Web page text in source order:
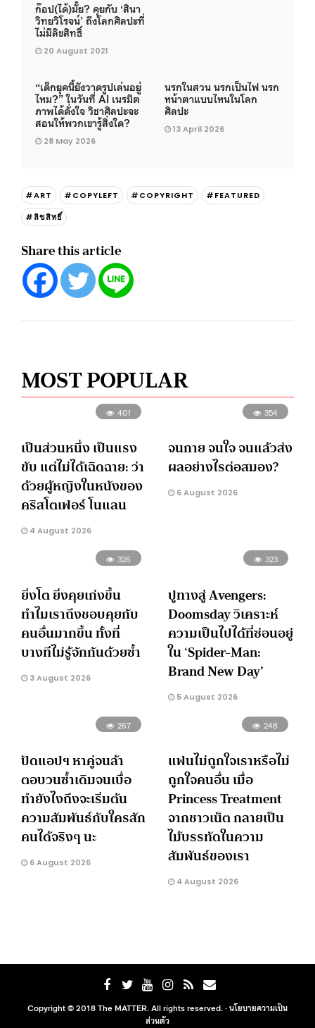
ก๊อป(ได้)มั้ย? คุยกับ ‘สินา
วิทยวิโรจน์’ ถึงโลกศิลปะที่
ไม่มีลิขสิทธิ์
20 August 2021
“เด็กยุคนี้ยังวาดรูปเล่นอยู่
ไหม?” ในวันที่ AI เนรมิต
ภาพได้ดั่งใจ วิชาศิลปะจะ
สอนให้พวกเขารู้สิ่งใด?
28 May 2026
นรกในสวน นรกเป็นไฟ นรก
หน้าตาแบบไหนในโลก
ศิลปะ
13 April 2026
#ART #COPYLEFT #COPYRIGHT
#FEATURED
#ลิขสิทธิ์
Share this article
MOST POPULAR
401
เป็นส่วนหนึ่ง เป็นแรง
ขับ แต่ไม่ได้เฉิดฉาย: ว่า
ด้วยผู้หญิงในหนังของ
คริสโตเฟอร์ โนแลน
4 August 2026
354
จนกาย จนใจ จนแล้วส่ง
ผลอย่างไรต่อสมอง?
6 August 2026
326
ยิ่งโต ยิ่งคุยเก่งขึ้น
ทำไมเราถึงชอบคุยกับ
คนอื่นมากขึ้น ทั้งที่
บางทีไม่รู้จักกันด้วยซ้ำ
3 August 2026
323
ปูทางสู่ Avengers:
Doomsday วิเคราะห์
ความเป็นไปได้ที่ซ่อนอยู่
ใน ‘Spider-Man:
Brand New Day’
5 August 2026
267
ปัดแอปฯ หาคู่จนล้า
ตอบวนซ้ำเดิมจนเบื่อ
ทำยังไงถึงจะเริ่มต้น
ความสัมพันธ์กับใครสัก
คนได้จริงๆ นะ
6 August 2026
248
แฟนไม่ถูกใจเราหรือไม่
ถูกใจคนอื่น เมื่อ
Princess Treatment
จากชาวเน็ต กลายเป็น
ไม้บรรทัดในความ
สัมพันธ์ของเรา
4 August 2026
Copyright © 2018 The MATTER. All rights reserved. ·นโยบายความเป็น
ส่วนตัว